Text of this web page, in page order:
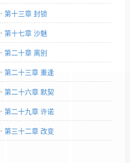
第十三章 封锁
第十七章 沙魅
第二十章 离别
第二十三章 重逢
第二十六章 默契
第二十九章 许诺
第三十二章 改变